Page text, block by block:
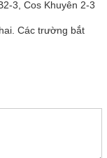
3, Cos Khuyên 2-3
Các trường bắt